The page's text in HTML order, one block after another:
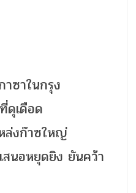
ซาในกรุง
ดุเดือด
ล่งก๊าซใหญ่
สนอหยุดยิง ยันคว้า